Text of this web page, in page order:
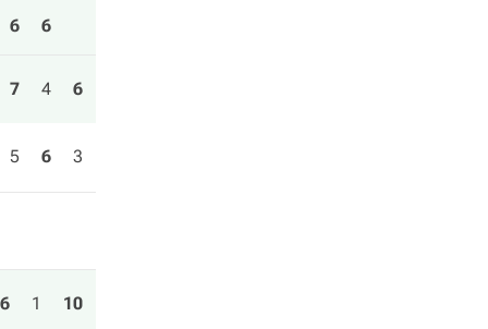
6 6
7 4 6
5 6 3
6 1 10